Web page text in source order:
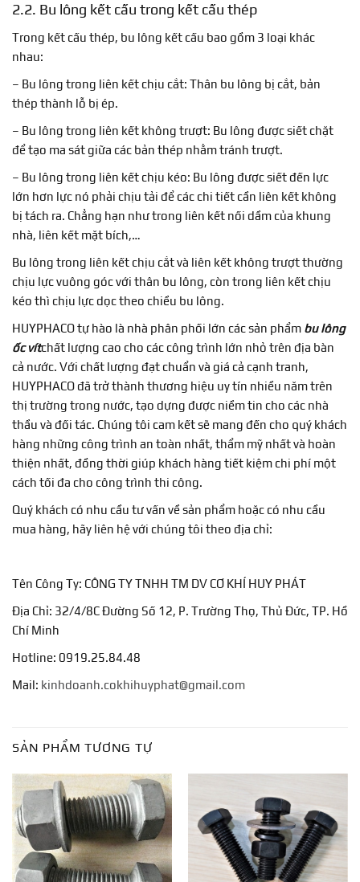
2.2. Bu lông kết cấu trong kết cấu thép
Trong kết cấu thép, bu lông kết cấu bao gồm 3 loại khác
nhau:
– Bu lông trong liên kết chịu cắt: Thân bu lông bị cắt, bản
thép thành lỗ bị ép.
– Bu lông trong liên kết không trượt: Bu lông được siết chặt
để tạo ma sát giữa các bản thép nhằm tránh trượt.
– Bu lông trong liên kết chịu kéo: Bu lông được siết đến lực
lớn hơn lực nó phải chịu tải để các chi tiết cần liên kết không
bị tách ra. Chẳng hạn như trong liên kết nối dầm của khung
nhà, liên kết mặt bích,…
Bu lông trong liên kết chịu cắt và liên kết không trượt thường
chịu lực vuông góc với thân bu lông, còn trong liên kết chịu
kéo thì chịu lực dọc theo chiều bu lông.
HUYPHACO tự hào là nhà phân phối lớn các sản phẩm bu lông
ốc vítchất lượng cao cho các công trình lớn nhỏ trên địa bàn
cả nước. Với chất lượng đạt chuẩn và giá cả cạnh tranh,
HUYPHACO đã trở thành thương hiệu uy tín nhiều năm trên
thị trường trong nước, tạo dựng được niềm tin cho các nhà
thầu và đối tác. Chúng tôi cam kết sẽ mang đến cho quý khách
hàng những công trình an toàn nhất, thẩm mỹ nhất và hoàn
thiện nhất, đồng thời giúp khách hàng tiết kiệm chi phí một
cách tối đa cho công trình thi công.
Quý khách có nhu cầu tư vấn về sản phẩm hoặc có nhu cầu
mua hàng, hãy liên hệ với chúng tôi theo địa chỉ:
Tên Công Ty: CÔNG TY TNHH TM DV CƠ KHÍ HUY PHÁT
Địa Chỉ: 32/4/8C Đường Số 12, P. Trường Thọ, Thủ Đức, TP. Hồ
Chí Minh
Hotline: 0919.25.84.48
Mail: kinhdoanh.cokhihuyphat@gmail.com
SẢN PHẨM TƯƠNG TỰ